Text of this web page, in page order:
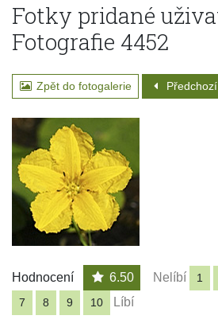
Fotky pridané
Fotografie 4452
Zpět do fotogalerie Předchozí
Hodnocení 6.50 Nelíbí 1
7
8 9 10 Líbí